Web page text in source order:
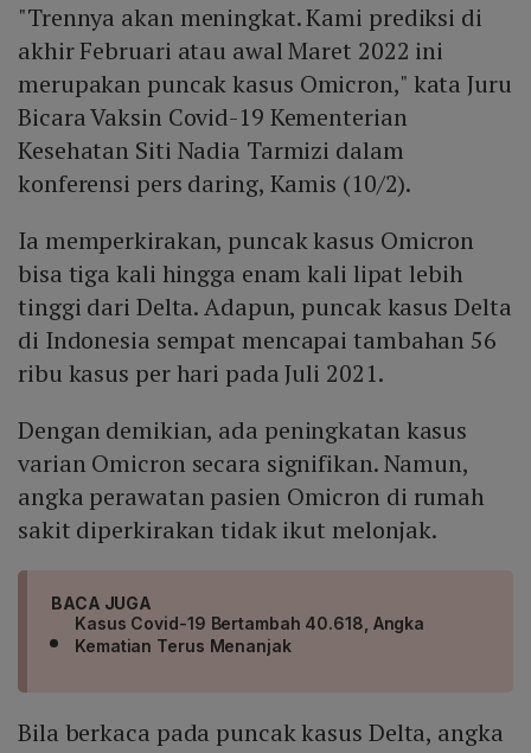
"Trennya akan meningkat. Kami prediksi di
akhir Februari atau awal Maret 2022 ini
merupakan puncak kasus Omicron," kata Juru
Bicara Vaksin Covid-19 Kementerian
Kesehatan Siti Nadia Tarmizi dalam
konferensi pers daring, Kamis (10/2).
Ia memperkirakan, puncak kasus Omicron
bisa tiga kali hingga enam kali lipat lebih
tinggi dari Delta. Adapun, puncak kasus Delta
di Indonesia sempat mencapai tambahan 56
ribu kasus per hari pada Juli 2021.
Dengan demikian, ada peningkatan kasus
varian Omicron secara signifikan. Namun,
angka perawatan pasien Omicron di rumah
sakit diperkirakan tidak ikut melonjak.
BACA JUGA
Kasus Covid-19 Bertambah 40.618, Angka
Kematian Terus Menanjak
Bila berkaca pada puncak kasus Delta, angka